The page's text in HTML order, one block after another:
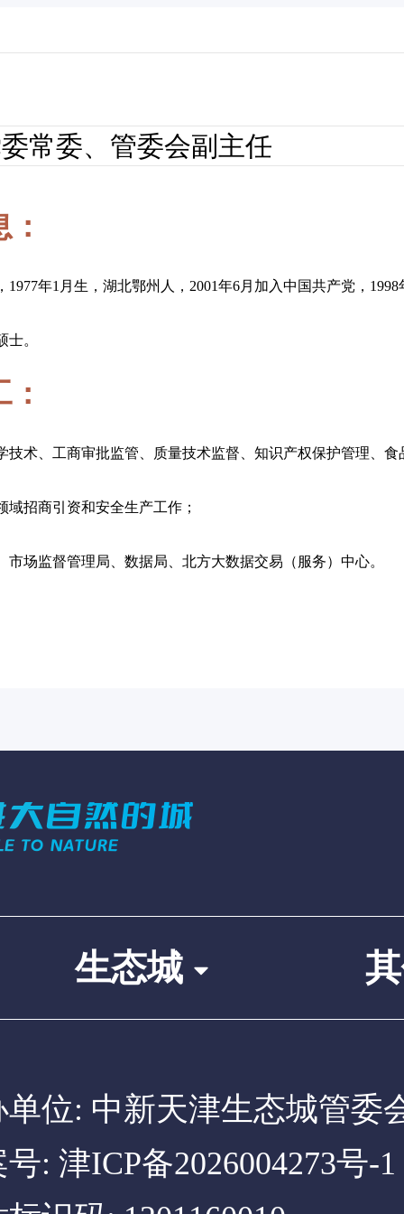
常委、管委会副主任
1977年1月生，湖北鄂州人，2001年6月加入中国共产党，
士。
技术、工商审批监管、质量技术监督、知识产权保护管理、
域招商引资和安全生产工作；
市场监督管理局、数据局、北方大数据交易（服务）中心。
生态城
单位: 中新天津生态城管委
号: 津ICP备2026004273号-1